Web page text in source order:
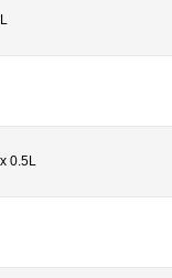
0.5L